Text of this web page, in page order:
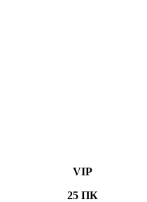
VIP
25 ПК